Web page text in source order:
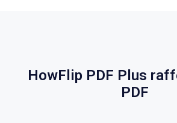
HowFlip PDF Plus
PDF